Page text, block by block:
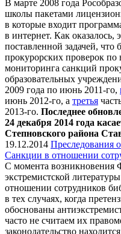
В марте 2008 года
школы пакетами
в которые входит
в интернет. Как оказалось,
поставленной задачей, что
прокурорских проверок по
мониторинга санкций
образовательных
2009 года по июнь 2011-го,
июнь 2012-го, а третья
2013-го. Последнее
24 декабря 2014 года
Степновского района
19.12.2014 Преследования
Санкции в отношении
С момента возникновения
экстремистской
отношении сотрудников
в тех случаях, когда
обоснованы
часто не считаем их
законодательство